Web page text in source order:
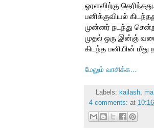
ஓரளவிற்கு
பனிக்குவியல்
முன்னர் நடந்து
முதல் ஒரு இன்ஞ்
கிடந்த பனியின் மீது
மேலும் வாசிக்க...
Labels: kailash,
4 comments: at